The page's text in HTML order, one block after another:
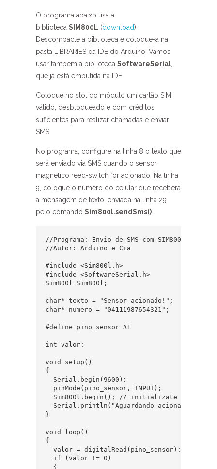
O programa abaixo usa a
biblioteca SIM800L (download).
Descompacte a biblioteca e coloque-a na
pasta LIBRARIES da IDE do Arduino. Vamos
usar também a biblioteca SoftwareSerial
que já está embutida na IDE.
Coloque no slot do módulo um cartão SIM
válido, desbloqueado e com créditos
suficientes para realizar chamadas e enviar
SMS.
No programa, configure na linha 8 o texto que
será enviado via SMS quando o sensor
magnético reed-switch for acionado. Na linha
9, coloque o número do celular que receberá
a mensagem de texto, enviada na linha 29
pelo comando Sim800l.sendSms()
//Programa: Envio de SMS com SIM800L
//Autor: Arduino e Cia
#include <Sim800l.h>
#include <SoftwareSerial.h>
Sim800l Sim800l;
char* texto = "Sensor acionado!";
char* numero = "04111987654321";
#define pino_sensor A1
int valor;
void setup()
{
  Serial.begin(9600);
  pinMode(pino_sensor, INPUT);
Sim800l.begin(); // initializate the
Serial.println("Aguardando acionamento do
}
void loop()
{
  valor = digitalRead(pino_sensor);
  if (valor != 0)
  {